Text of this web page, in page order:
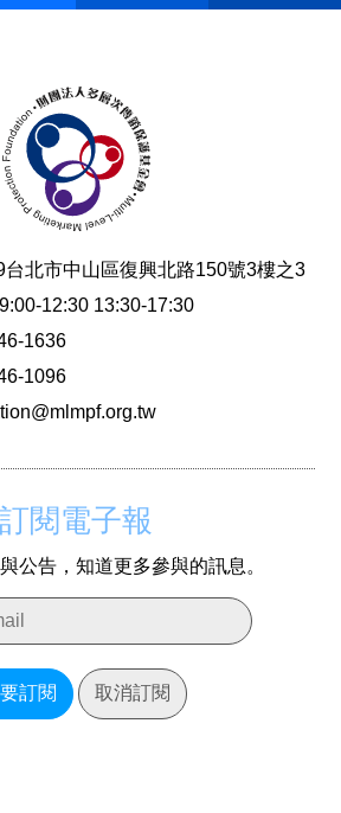
台北市中山區復興北路150號3樓之3
9:00-12:30 13:30-17:30
1636
1096
訂閱電子報
公告，知道更多參與的訊息。
訂閱 取消訂閱